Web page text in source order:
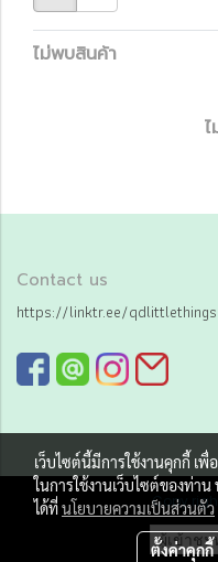
ไม่พบสินค้า
Contact us
https://linktr.ee/qdlittlethings
Copy
ผู้เข้าช
เว็บไซต์นี้มีการใช้งานคุกกี้ เ
ในการใช้งานเว็บไซต์ของท่า
ได้ที่นโยบายความเป็นส่วนตัว
ตั้งค่าคุกกี้